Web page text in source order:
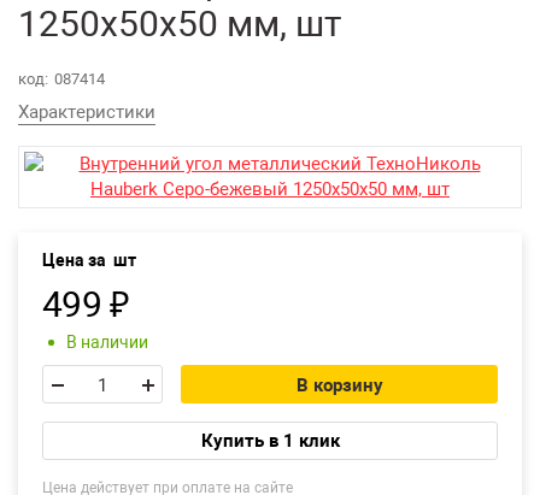
1250х50х50 мм, шт
код: 087414
Характеристики
Цена за шт
499 ₽
В наличии
В корзину
Купить в 1 клик
Цена действует при оплате на сайте
Контакты
Возврат товара
Екатеринбург